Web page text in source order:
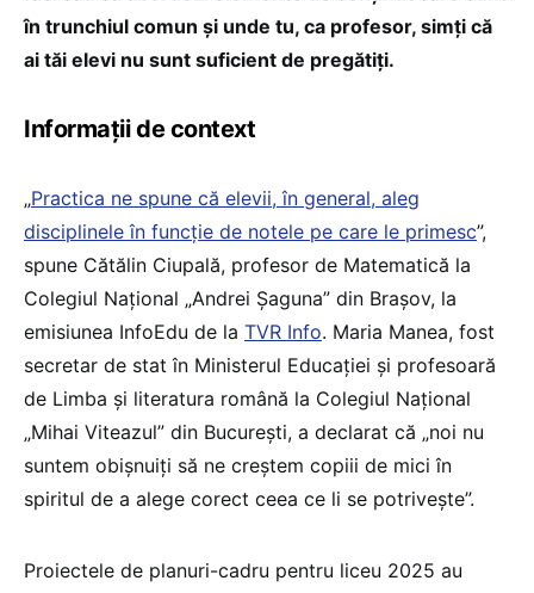
în trunchiul comun și unde tu, ca profesor, simți că
ai tăi elevi nu sunt suficient de pregătiți.
Informații de context
„Practica ne spune că elevii, în general, aleg
disciplinele în funcție de notele pe care le primesc”,
spune Cătălin Ciupală, profesor de Matematică la
Colegiul Național „Andrei Șaguna” din Brașov, la
emisiunea InfoEdu de la TVR Info. Maria Manea, fost
secretar de stat în Ministerul Educației și profesoară
de Limba și literatura română la Colegiul Național
„Mihai Viteazul” din București, a declarat că „noi nu
suntem obișnuiți să ne creștem copiii de mici în
spiritul de a alege corect ceea ce li se potrivește”.
Proiectele de planuri-cadru pentru liceu 2025 au